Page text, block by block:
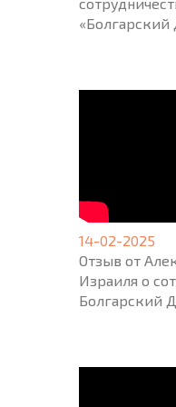
«Болгарский
14-02-2025
Отзыв от
Израиля о
Болгарский